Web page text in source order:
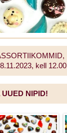
kell 12.00
NIPID!